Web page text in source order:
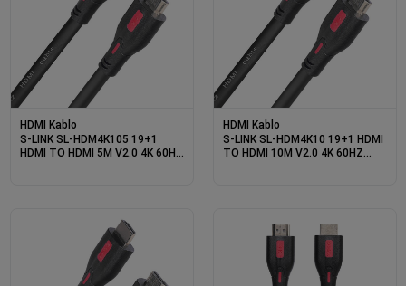
HDMI Kablo
S-LINK SL-HDM4K105 19+1
HDMI TO HDMI 5M V2.0 4K 60HZ
HDMI Kablo
S-LINK SL-HDM4K10 19+1 HDMI
TO HDMI 10M V2.0 4K 60HZ